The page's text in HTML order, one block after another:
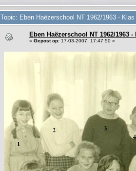
Topic: Eben Haëzerschool NT 1962/1963 -
Eben Haëzerschool NT 1962/1963 -
« Gepost op: 17-03-2007, 17:47:50 »